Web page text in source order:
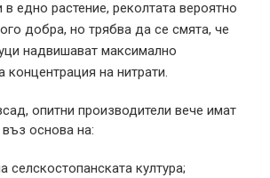
в едно растение, реколтата вероятно
добра, но трябва да се смята, че
надвишават максимално
концентрация на нитрати.
опитни производители вече имат
основа на:
селскостопанската култура;